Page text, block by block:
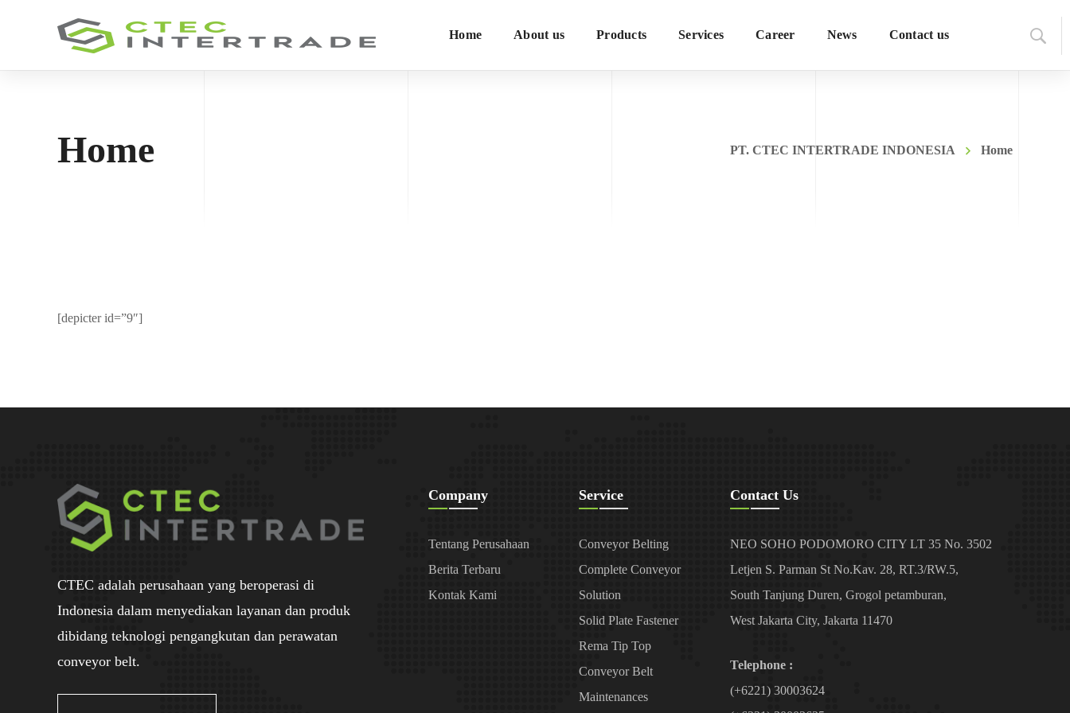
Home About us Products Services Career News Contact us
Home PT. CTEC INTERTRADE INDONESIA Home
[depicter id=”9″]
CTEC adalah perusahaan yang beroperasi di
Indonesia dalam menyediakan layanan dan produk
dibidang teknologi pengangkutan dan perawatan
conveyor belt.
Company
Tentang Perusahaan
Berita Terbaru
Kontak Kami
Service
Conveyor Belting
Complete Conveyor
Solution
Solid Plate Fastener
Rema Tip Top
Conveyor Belt
Maintenances
Contact Us
NEO SOHO PODOMORO CITY LT 35 No. 3502
Letjen S. Parman St No.Kav. 28, RT.3/RW.5,
South Tanjung Duren, Grogol petamburan,
West Jakarta City, Jakarta 11470
Telephone :
(+6221) 30003624